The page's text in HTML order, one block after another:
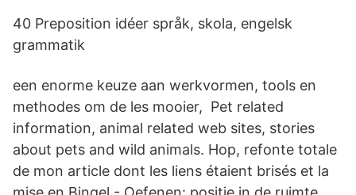
40 Preposition idéer språk, skola, engelsk
grammatik
een enorme keuze aan werkvormen, tools en
methodes om de les mooier, Pet related
information, animal related web sites, stories
about pets and wild animals. Hop, refonte totale
de mon article dont les liens étaient brisés et la